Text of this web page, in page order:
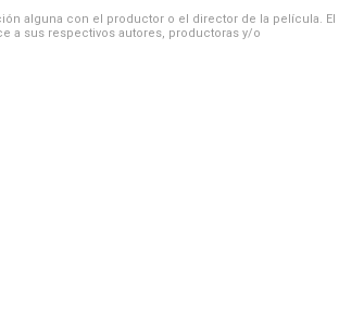
alguna con el productor o el director de la película. El
a sus respectivos autores, productoras y/o